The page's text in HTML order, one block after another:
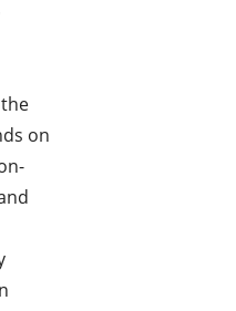
MUSIKK
RABATTKODER
on